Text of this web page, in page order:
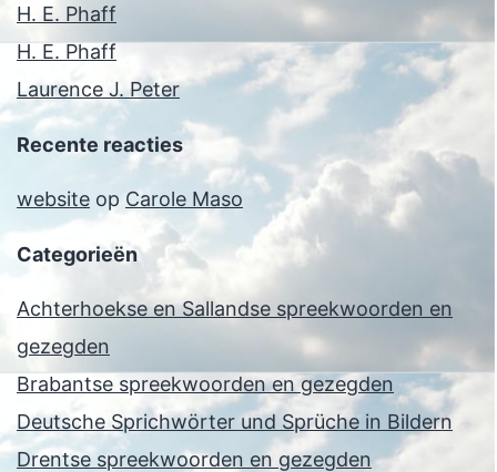
H. E. Phaff
H. E. Phaff
Laurence J. Peter
Recente reacties
website op Carole Maso
Categorieën
Achterhoekse en Sallandse spreekwoorden en
gezegden
Brabantse spreekwoorden en gezegden
Deutsche Sprichwörter und Sprüche in Bildern
Drentse spreekwoorden en gezegden